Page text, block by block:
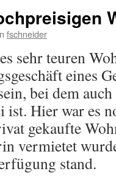
fschneider
sehr teuren
eines
bei dem
ist. Hier war es
gekaufte
vermietet
stand.